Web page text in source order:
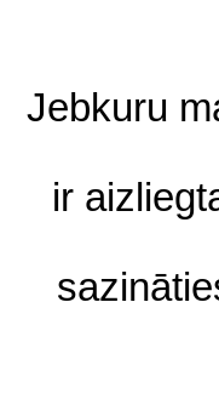
Jebkuru
ir